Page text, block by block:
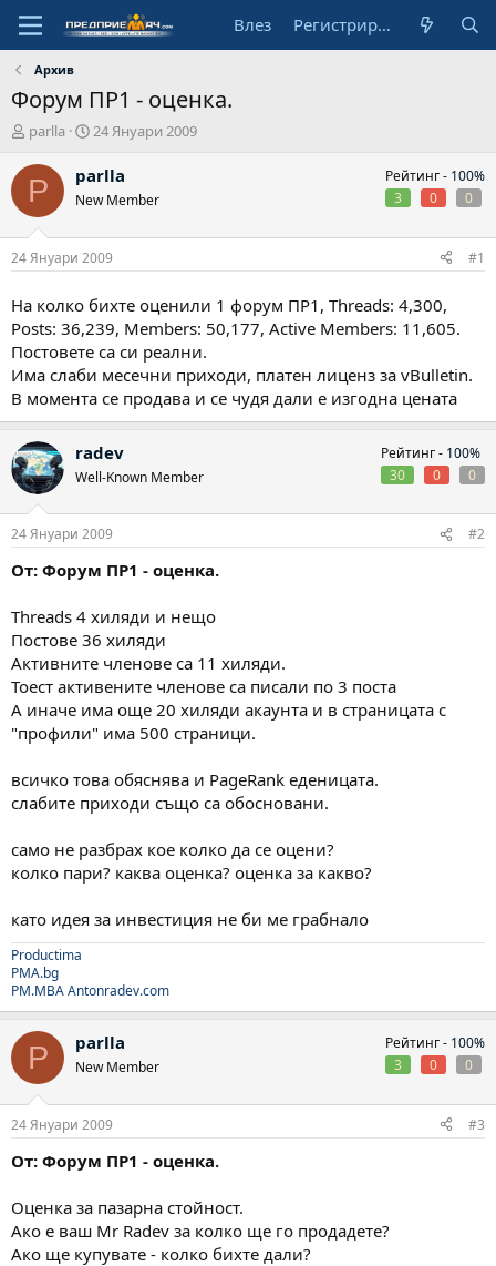
Влез Регистрирай се
Архив
Форум ПР1 - оценка.
А
т
о
parlla
Н
ч
л
а
д
т
а
24 Януари 2009
P parlla
New Member
Рейтинг - 100%
3
0 0
24 Януари 2009 #1
На колко бихте оценили 1 форум ПР1, Threads: 4,300,
Posts: 36,239, Members: 50,177, Active Members: 11,605.
Постовете са си реални.
Има слаби месечни приходи, платен лиценз за vBulletin.
В момента се продава и се чудя дали е изгодна цената
radev
Well-Known Member
Рейтинг - 100%
30
0 0
24 Януари 2009 #2
От: Форум ПР1 - оценка.
Threads 4 хиляди и нещо
Постове 36 хиляди
Активните членове са 11 хиляди.
Тоест активените членове са писали по 3 поста
А иначе има още 20 хиляди акаунта и в страницата с
"профили" има 500 страници.
всичко това обяснява и PageRank еденицата.
слабите приходи също са обосновани.
само не разбрах кое колко да се оцени?
колко пари? каква оценка? оценка за какво?
като идея за инвестиция не би ме грабнало
Productima
PMA.bg
PM.MBAAntonradev.com
P parlla
New Member
Рейтинг - 100%
3
0 0
24 Януари 2009 #3
От: Форум ПР1 - оценка.
Оценка за пазарна стойност.
Ако е ваш Mr Radev за колко ще го продадете?
Ако ще купувате - колко бихте дали?